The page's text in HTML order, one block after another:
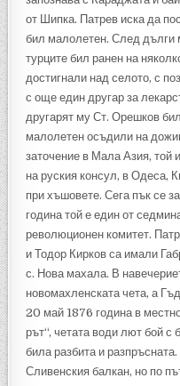
от Шипка. Патрев иска да
бил малолетен. След дълги
турците бил ранен на
достигнали над селото, с
с още един другар за
другарят му Ст. Орешков
малолетен осъдили на
заточение в Мала Азия, той
на руския консул, в Одеса,
при хъшовете. Сега пък се
година той е един от
революционен комитет.
и Тодор Кирков са имали
с. Нова махала. В
новомахленската чета, а
20 май 1876 година в
рът“, четата води лют бой с
била разбита и
Сливенския балкан, но по